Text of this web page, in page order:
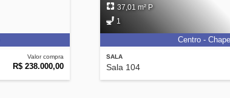
Valor compra
R$ 238.000,00
SALA
Sala 104
37,01 m² P
1
Centro -